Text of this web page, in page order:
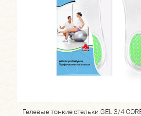
Гелевые тонкие стельки GEL 3/4